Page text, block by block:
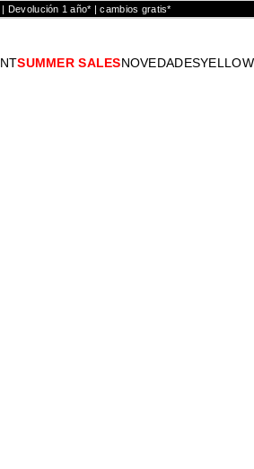
Devolución 1 año* | cambios gratis*
SUMMER SALESNOVEDADES